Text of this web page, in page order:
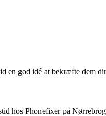
en god idé at bekræfte dem
hos Phonefixer på